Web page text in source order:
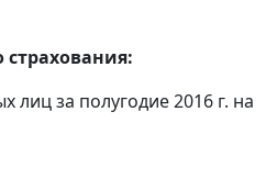
лиц за полугодие 2016 г. на